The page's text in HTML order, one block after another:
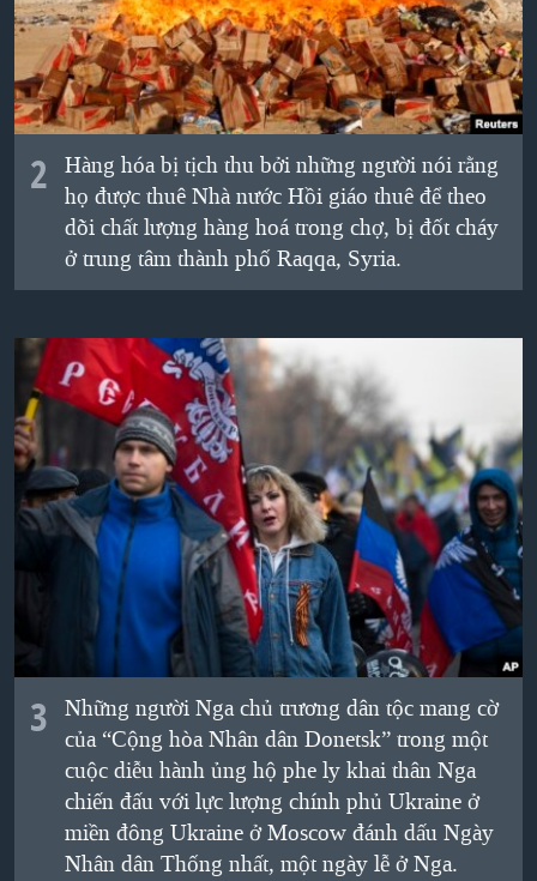
QUAN HỆ VIỆT MỸ
2
Hàng hóa bị tịch thu bởi những người nói rằng
họ được thuê Nhà nước Hồi giáo thuê để theo
dõi chất lượng hàng hoá trong chợ, bị đốt cháy
ở trung tâm thành phố Raqqa, Syria.
3
Những người Nga chủ trương dân tộc mang cờ
của “Cộng hòa Nhân dân Donetsk” trong một
cuộc diễu hành ủng hộ phe ly khai thân Nga
chiến đấu với lực lượng chính phủ Ukraine ở
miền đông Ukraine ở Moscow đánh dấu Ngày
Nhân dân Thống nhất, một ngày lễ ở Nga.